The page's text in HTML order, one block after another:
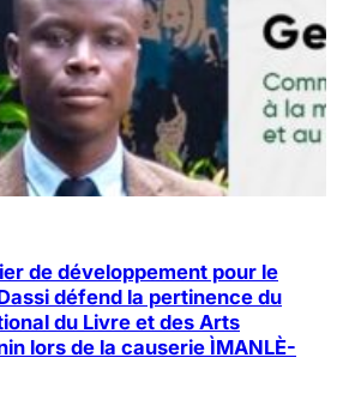
de développement pour le
défend la pertinence du
du Livre et des Arts
lors de la causerie ÌMANLÈ-